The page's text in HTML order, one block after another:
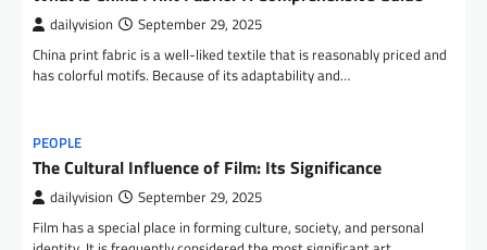
dailyvision September 29, 2025
China print fabric is a well-liked textile that is reasonably priced and
has colorful motifs. Because of its adaptability and…
PEOPLE
The Cultural Influence of Film: Its Significance
dailyvision September 29, 2025
Film has a special place in forming culture, society, and personal